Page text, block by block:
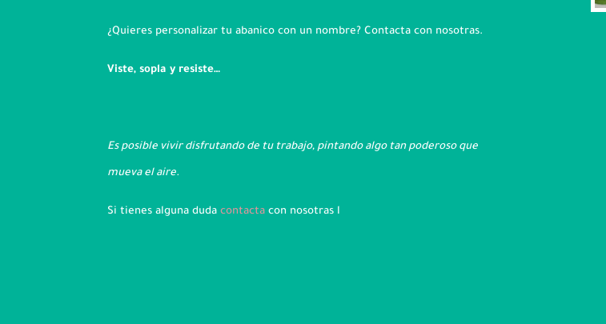
¿Quieres personalizar tu abanico con un nombre? Contacta con nosotras.
Viste, sopla y resiste…
Es posible vivir disfrutando de tu trabajo, pintando algo tan poderoso que
mueva el aire.
Si tienes alguna dudacontactacon nosotras l